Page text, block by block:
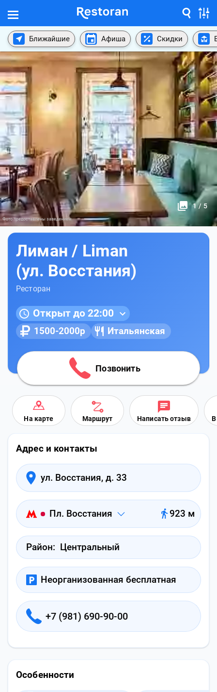
Ближайшие Афиша Скидки
1 / 5
Фото предоставлены заведением
Лиман / Liman
(ул. Восстания)
Ресторан
Открыт до 22:00
1500-2000р Итальянская
Позвонить
На карте Маршрут Написать отзыв В
Адрес и контакты
ул. Восстания, д. 33
Пл. Восстания 923 м
Район: Центральный
Неорганизованная бесплатная
+7 (981) 690-90-00
Особенности